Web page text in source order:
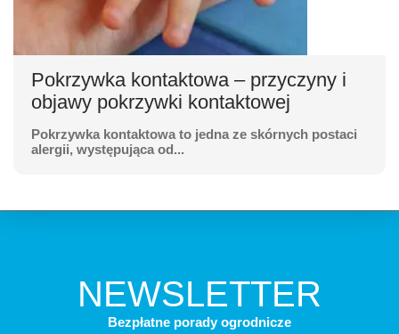
Pokrzywka kontaktowa – przyczyny i
objawy pokrzywki kontaktowej
Pokrzywka kontaktowa to jedna ze skórnych postaci
alergii, występująca od...
NEWSLETTER
Bezpłatne porady ogrodnicze